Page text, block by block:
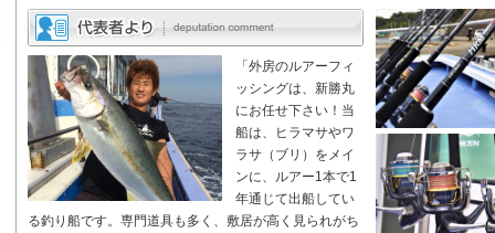
「外房のルアーフィ
ッシングは、新勝丸
にお任せ下さい！当
船は、ヒラマサやワ
ラサ（ブリ）をメイ
ンに、ルアー1本で1
年通じて出船してい
る釣り船です。専門道具も多く、敷居が高く見られがち